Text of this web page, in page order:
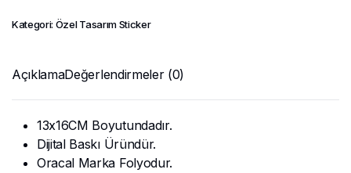
Kategori: Özel Tasarım Sticker
AçıklamaDeğerlendirmeler (0)
13x16CM Boyutundadır.
Dijital Baskı Üründür.
Oracal Marka Folyodur.